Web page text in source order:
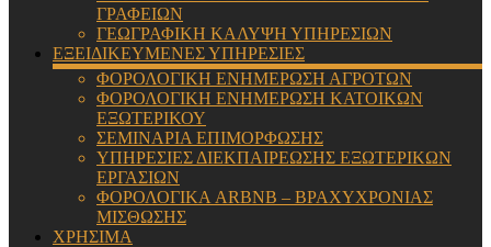
ΓΡΑΦΕΙΩΝ
ΓΕΩΓΡΑΦΙΚΗ ΚΑΛΥΨΗ ΥΠΗΡΕΣΙΩΝ
ΕΞΕΙΔΙΚΕΥΜΕΝΕΣ ΥΠΗΡΕΣΙΕΣ
ΦΟΡΟΛΟΓΙΚΗ ΕΝΗΜΕΡΩΣΗ ΑΓΡΟΤΩΝ
ΦΟΡΟΛΟΓΙΚΗ ΕΝΗΜΕΡΩΣΗ ΚΑΤΟΙΚΩΝ
ΕΞΩΤΕΡΙΚΟΥ
ΣΕΜΙΝΑΡΙΑ ΕΠΙΜΟΡΦΩΣΗΣ
ΥΠΗΡΕΣΙΕΣ ΔΙΕΚΠΑΙΡΕΩΣΗΣ ΕΞΩΤΕΡΙΚΩΝ
ΕΡΓΑΣΙΩΝ
ΦΟΡΟΛΟΓΙΚΑ ARBNB – ΒΡΑΧΥΧΡΟΝΙΑΣ
ΜΙΣΘΩΣΗΣ
ΧΡΗΣΙΜΑ